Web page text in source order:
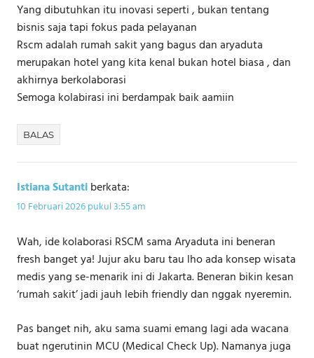
Yang dibutuhkan itu inovasi seperti , bukan tentang
bisnis saja tapi fokus pada pelayanan
Rscm adalah rumah sakit yang bagus dan aryaduta
merupakan hotel yang kita kenal bukan hotel biasa , dan
akhirnya berkolaborasi
Semoga kolabirasi ini berdampak baik aamiin
BALAS
Istiana Sutantiberkata:
10 Februari 2026 pukul 3:55 am
Wah, ide kolaborasi RSCM sama Aryaduta ini beneran
fresh banget ya! Jujur aku baru tau lho ada konsep wisata
medis yang se-menarik ini di Jakarta. Beneran bikin kesan
‘rumah sakit’ jadi jauh lebih friendly dan nggak nyeremin.
Pas banget nih, aku sama suami emang lagi ada wacana
buat ngerutinin MCU (Medical Check Up). Namanya juga